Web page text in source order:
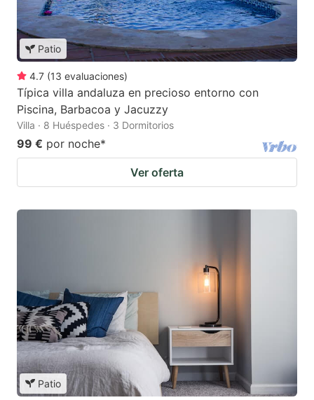
Patio
4.7 (13 evaluaciones)
Típica villa andaluza en precioso entorno con
Piscina, Barbacoa y Jacuzzy
Villa · 8 Huéspedes · 3 Dormitorios
99 € por noche*
Ver oferta
Patio